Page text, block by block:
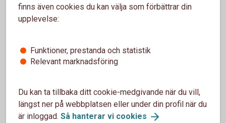
Click on the categories to expand the content.
För att se detta innehåll behöver du först
finns även cookies du kan välja som förbättrar din
upplevelse:
Funktioner, prestanda och statistik
Relevant marknadsföring
Du kan ta tillbaka ditt cookie-medgivande när du vill,
längst ner på webbplatsen eller under din profil när du
är inloggad. Så hanterar vi cookies